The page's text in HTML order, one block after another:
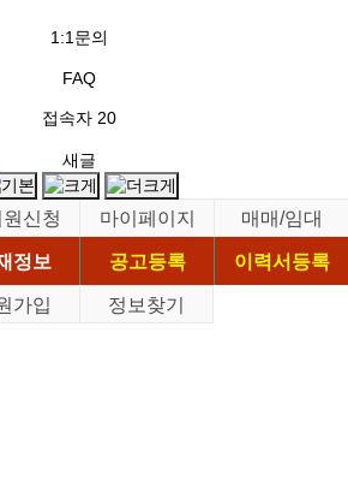
1:1문의
FAQ
접속자 20
새글
신청 마이페이지
매매/임대
정보 공고등록
이력서등록
가입 정보찾기